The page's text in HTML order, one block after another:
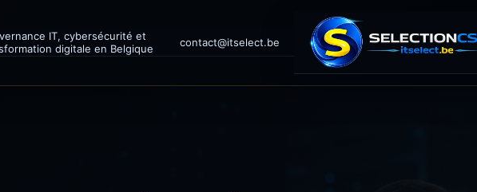
IT, cybersécurité et
digitale en Belgique
contact@itselect.be